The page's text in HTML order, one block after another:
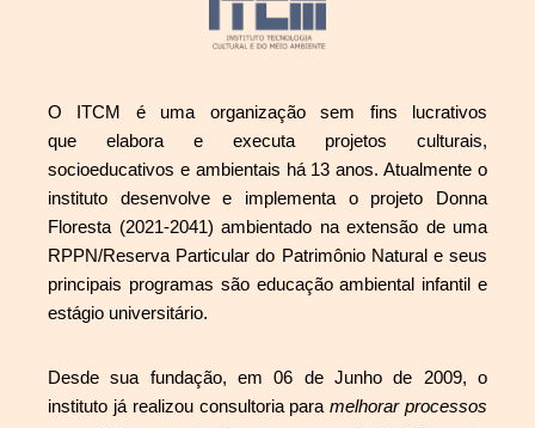
O ITCM é uma organização sem fins lucrativos
que elabora e executa projetos culturais,
socioeducativos e ambientais há 13 anos. Atualmente o
instituto desenvolve e implementa o projeto Donna
Floresta (2021-2041) ambientado na extensão de uma
RPPN/Reserva Particular do Patrimônio Natural e seus
principais programas são educação ambiental infantil e
estágio universitário.
Desde sua fundação, em 06 de Junho de 2009, o
instituto já realizou consultoria paramelhorar processos